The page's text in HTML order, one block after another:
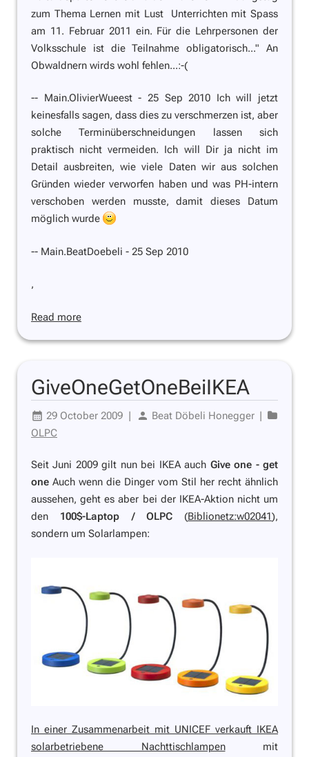
zum Thema Lernen mit Lust  Unterrichten mit Spass
am 11. Februar 2011 ein. Für die Lehrpersonen der
Volksschule ist die Teilnahme obligatorisch..." An
Obwaldnern wirds wohl fehlen...:-(
-- Main.OlivierWueest - 25 Sep 2010 Ich will jetzt
keinesfalls sagen, dass dies zu verschmerzen ist, aber
solche Terminüberschneidungen lassen sich
praktisch nicht vermeiden. Ich will Dir ja nicht im
Detail ausbreiten,wie viele Daten wir aus solchen
Gründen wieder verworfen haben und was PH-intern
verschoben werden musste, damit dieses Datum
möglich wurde
-- Main.BeatDoebeli - 25 Sep 2010
,
Read more
GiveOneGetOneBeiIKEA
29 October 2009 | Beat Döbeli Honegger |
OLPC
Seit Juni 2009 gilt nun bei IKEA auch Give one - get
one Auch wenn die Dinger vom Stil her recht ähnlich
aussehen, geht es aber bei der IKEA-Aktion nicht um
den 100$-Laptop / OLPC(Biblionetz:w02041),
sondern um Solarlampen:
In einer Zusammenarbeit mit UNICEF verkauft IKEA
solarbetriebene Nachttischlampenmit